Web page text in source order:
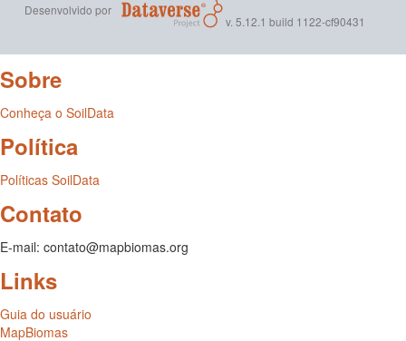
Desenvolvido por
v. 5.12.1 build 1122-cf90431
Sobre
Conheça o SoilData
Política
Políticas SoilData
Contato
E-mail: contato@mapbiomas.org
Links
Guia do usuário
MapBiomas